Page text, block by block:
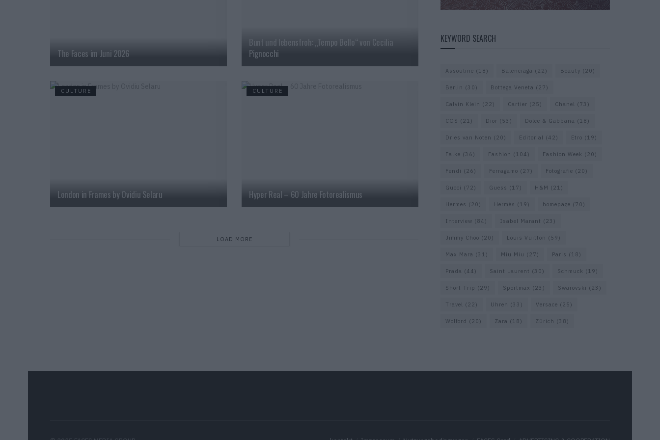
The Faces im Juni 2026
Bunt und lebensfroh: „Tempo Bello“ von Cecilia
Pignocchi
CULTURE
London in Frames by Ovidiu Selaru
CULTURE
Hyper Real – 60 Jahre Fotorealismus
LOAD MORE
KEYWORD SEARCH
Assouline (18) Balenciaga (22) Beauty (20)
Berlin (30) Bottega Veneta (27)
Calvin Klein (22) Cartier (25) Chanel (73)
COS (21) Dior (53) Dolce & Gabbana (18)
Dries van Noten (20) Editorial (42) Etro (19)
Falke (36) Fashion (104) Fashion Week (20)
Fendi (26) Ferragamo (27) Fotografie (20)
Gucci (72) Guess (17) H&M (21)
Hermes (20) Hermès (19) homepage (70)
Interview (84) Isabel Marant (23)
Jimmy Choo (20) Louis Vuitton (59)
Max Mara (31) Miu Miu (27) Paris (18)
Prada (44) Saint Laurent (30) Schmuck (19)
Short Trip (29) Sportmax (23) Swarovski (23)
Travel (22) Uhren (33) Versace (25)
Wolford (20) Zara (18) Zürich (38)